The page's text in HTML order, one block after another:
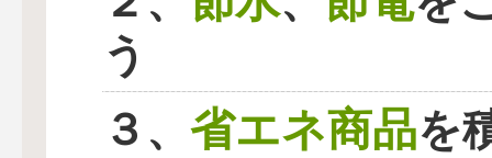
う
３、 省エネ商品を